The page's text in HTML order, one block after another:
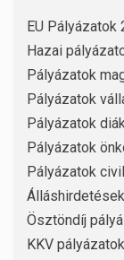
EU Pályázatok
Hazai
Pályázatok
Pályázatok
Pályázatok
Pályázatok
Pályázatok
Álláshirdetések
Ösztöndíj
KKV pályázatok